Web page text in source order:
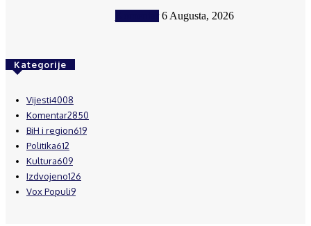
6 Augusta, 2026
Kategorije
Vijesti4008
Komentar2850
BiH i region619
Politika612
Kultura609
Izdvojeno126
Vox Populi9